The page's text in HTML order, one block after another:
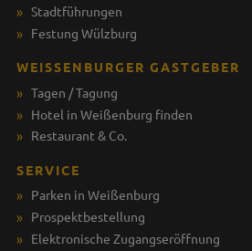
Stadtführungen
Festung Wülzburg
WEISSENBURGER GASTGEBER
Tagen / Tagung
Hotel in Weißenburg finden
Restaurant & Co.
SERVICE
Parken in Weißenburg
Prospektbestellung
Elektronische Zugangseröffnung